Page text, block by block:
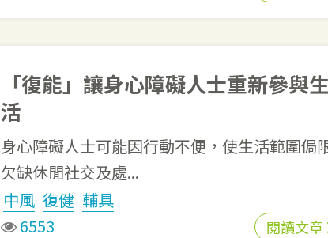
「復能」讓身心障礙人士重新參與
活
身心障礙人士可能因行動不便，使生活範圍侷
欠缺休閒社交及處...
中風 復健 輔具
6553
閱讀文章